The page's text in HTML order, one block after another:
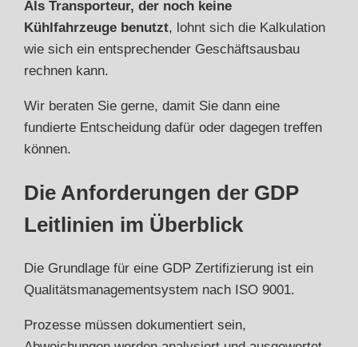
Als Transporteur, der noch keine
Kühlfahrzeuge benutzt, lohnt sich die Kalkulation
wie sich ein entsprechender Geschäftsausbau
rechnen kann.
Wir beraten Sie gerne, damit Sie dann eine
fundierte Entscheidung dafür oder dagegen treffen
können.
Die Anforderungen der GDP
Leitlinien im Überblick
Die Grundlage für eine GDP Zertifizierung ist ein
Qualitätsmanagementsystem nach ISO 9001.
Prozesse müssen dokumentiert sein,